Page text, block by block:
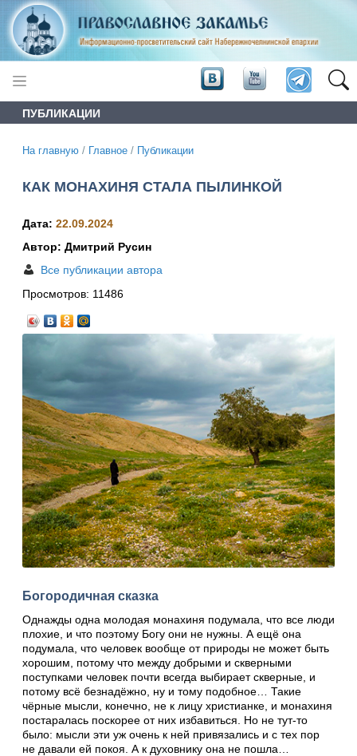
ПУБЛИКАЦИИ
На главную / Главное / Публикации
КАК МОНАХИНЯ СТАЛА ПЫЛИНКОЙ
Дата: 22.09.2024
Автор: Дмитрий Русин
Все публикации автора
Просмотров: 11486
Богородичная сказка
Однажды одна молодая монахиня подумала, что все люди
плохие, и что поэтому Богу они не нужны. А ещё она
подумала, что человек вообще от природы не может быть
хорошим, потому что между добрыми и скверными
поступками человек почти всегда выбирает скверные, и
потому всё безнадёжно, ну и тому подобное… Такие
чёрные мысли, конечно, не к лицу христианке, и монахиня
постаралась поскорее от них избавиться. Но не тут-то
было: мысли эти уж очень к ней привязались и с тех пор
не давали ей покоя. А к духовнику она не пошла…